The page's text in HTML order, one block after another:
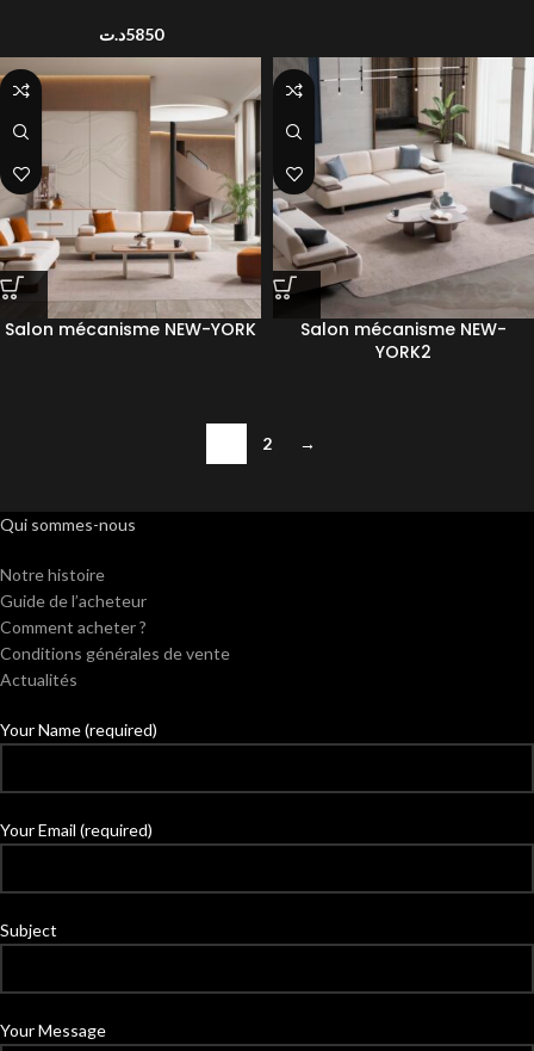
5850د.ت
Salon mécanisme NEW-YORK
Salon mécanisme NEW-
YORK2
2 →
Qui sommes-nous
Notre histoire
Guide de l’acheteur
Comment acheter ?
Conditions générales de vente
Actualités
Your Name (required)
Your Email (required)
Subject
Your Message